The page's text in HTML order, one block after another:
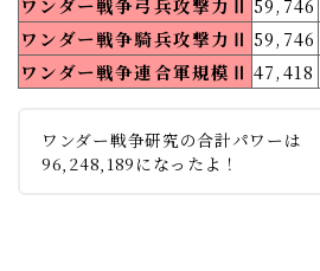
ワンダー戦争弓兵攻撃力Ⅱ 59,746
ワンダー戦争騎兵攻撃力Ⅱ 59,746
ワンダー戦争連合軍規模Ⅱ 47,418
ワンダー戦争研究の合計パワーは
96,248,189になったよ！